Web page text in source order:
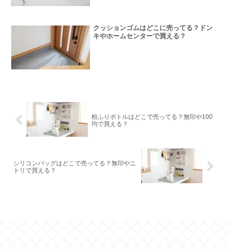
クッションゴムはどこに売ってる？ドン
キやホームセンターで買える？
粉ふりボトルはどこで売ってる？無印や100
均で買える？
シリコンバッグはどこで売ってる？無印やニ
トリで買える？